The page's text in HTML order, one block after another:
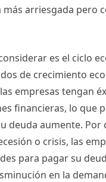
arriesgada pero
es el ciclo
de crecimiento
empresas tengan
financieras, lo que
deuda aumente.
o crisis, las
para pagar su
en la